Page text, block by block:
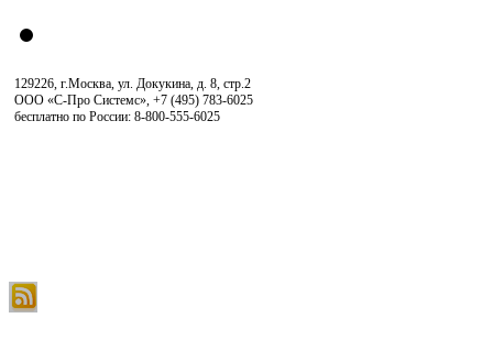
129226, г.Москва, ул. Докукина, д. 8, стр.2
ООО «С-Про Системс», +7 (495) 783-6025
бесплатно по России: 8-800-555-6025